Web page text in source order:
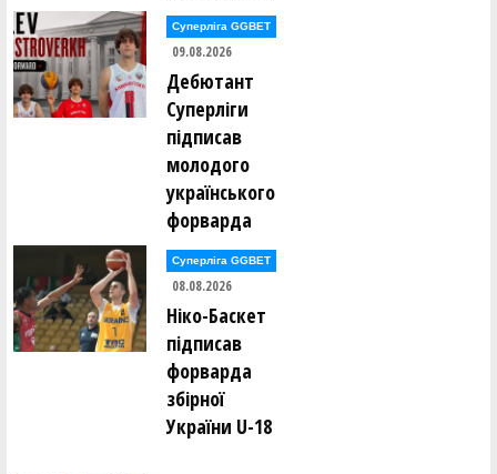
Сергій Варелджан ()
Ілля Вдовенко ()
Олег Винокуров ()
Юрій Вітенко ()
Юрій Вітківський ()
Єлизавета Войнаровська ()
Леонід Войнаровський ()
Максим Воробйов ()
Олександр Гайдамака ()
Павло Гайдамака ()
Михайло Гераськін ()
Олександр Гненюк ()
Денис Головко ()
Аліна Гопей ()
Максим Гопей ()
Денис Грищенко ()
Олексій Гусаковський ()
Олексій Гусаковський ()
Суперліга GGBET
09.08.2026
Дебютант
Суперліги
підписав
молодого
українського
форварда
Суперліга GGBET
08.08.2026
Ніко-Баскет
підписав
форварда
збірної
України U-18